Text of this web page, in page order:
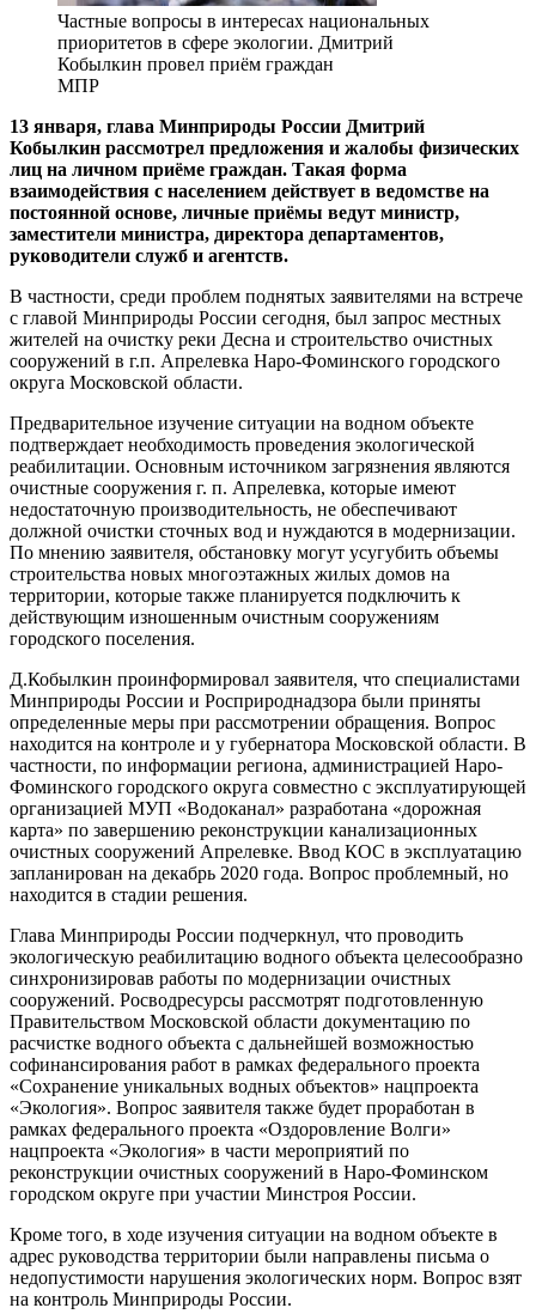
Частные вопросы в интересах национальных
приоритетов в сфере экологии. Дмитрий
Кобылкин провел приём граждан
МПР
13 января, глава Минприроды России Дмитрий
Кобылкин рассмотрел предложения и жалобы физических
лиц на личном приёме граждан. Такая форма
взаимодействия с населением действует в ведомстве на
постоянной основе, личные приёмы ведут министр,
заместители министра, директора департаментов,
руководители служб и агентств.
В частности, среди проблем поднятых заявителями на встрече
с главой Минприроды России сегодня, был запрос местных
жителей на очистку реки Десна и строительство очистных
сооружений в г.п. Апрелевка Наро-Фоминского городского
округа Московской области.
Предварительное изучение ситуации на водном объекте
подтверждает необходимость проведения экологической
реабилитации. Основным источником загрязнения являются
очистные сооружения г. п. Апрелевка, которые имеют
недостаточную производительность, не обеспечивают
должной очистки сточных вод и нуждаются в модернизации.
По мнению заявителя, обстановку могут усугубить объемы
строительства новых многоэтажных жилых домов на
территории, которые также планируется подключить к
действующим изношенным очистным сооружениям
городского поселения.
Д.Кобылкин проинформировал заявителя, что специалистами
Минприроды России и Росприроднадзора были приняты
определенные меры при рассмотрении обращения. Вопрос
находится на контроле и у губернатора Московской области. В
частности, по информации региона, администрацией Наро-
Фоминского городского округа совместно с эксплуатирующей
организацией МУП «Водоканал» разработана «дорожная
карта» по завершению реконструкции канализационных
очистных сооружений Апрелевке. Ввод КОС в эксплуатацию
запланирован на декабрь 2020 года. Вопрос проблемный, но
находится в стадии решения.
Глава Минприроды России подчеркнул, что проводить
экологическую реабилитацию водного объекта целесообразно
синхронизировав работы по модернизации очистных
сооружений. Росводресурсы рассмотрят подготовленную
Правительством Московской области документацию по
расчистке водного объекта с дальнейшей возможностью
софинансирования работ в рамках федерального проекта
«Сохранение уникальных водных объектов» нацпроекта
«Экология». Вопрос заявителя также будет проработан в
рамках федерального проекта «Оздоровление Волги»
нацпроекта «Экология» в части мероприятий по
реконструкции очистных сооружений в Наро-Фоминском
городском округе при участии Минстроя России.
Кроме того, в ходе изучения ситуации на водном объекте в
адрес руководства территории были направлены письма о
недопустимости нарушения экологических норм. Вопрос взят
на контроль Минприроды России.